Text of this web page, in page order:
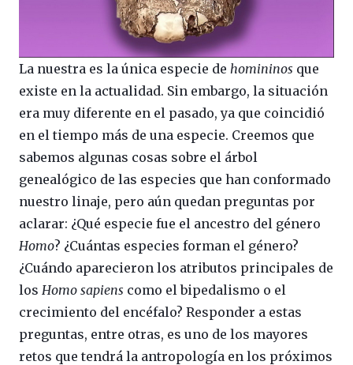
La nuestra es la única especie de homininos que
existe en la actualidad. Sin embargo, la situación
era muy diferente en el pasado, ya que coincidió
en el tiempo más de una especie. Creemos que
sabemos algunas cosas sobre el árbol
genealógico de las especies que han conformado
nuestro linaje, pero aún quedan preguntas por
aclarar: ¿Qué especie fue el ancestro del género
Homo? ¿Cuántas especies forman el género?
¿Cuándo aparecieron los atributos principales de
los Homo sapiens como el bipedalismo o el
crecimiento del encéfalo? Responder a estas
preguntas, entre otras, es uno de los mayores
retos que tendrá la antropología en los próximos